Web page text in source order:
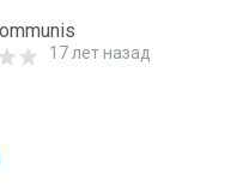
17 лет назад